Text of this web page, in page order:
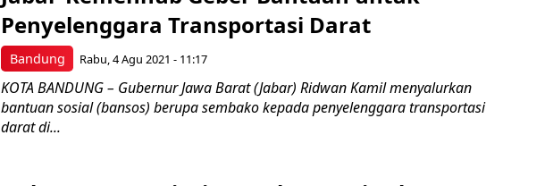
Bandung
Penyelenggara Transportasi Darat
Rabu, 4 Agu 2021 - 11:17
KOTA BANDUNG – Gubernur Jawa Barat (Jabar) Ridwan Kamil menyalurkan
bantuan sosial (bansos) berupa sembako kepada penyelenggara transportasi
darat di...